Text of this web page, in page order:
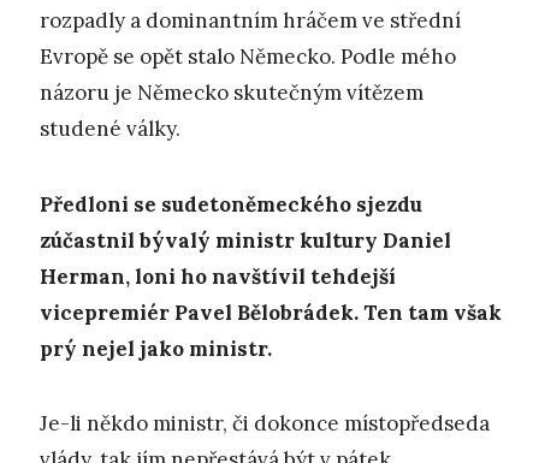
rozpadly a dominantním hráčem ve střední
Evropě se opět stalo Německo. Podle mého
názoru je Německo skutečným vítězem
studené války.
Předloni se sudetoněmeckého sjezdu
zúčastnil bývalý ministr kultury Daniel
Herman, loni ho navštívil tehdejší
vicepremiér Pavel Bělobrádek. Ten tam však
prý nejel jako ministr.
Je-li někdo ministr, či dokonce místopředseda